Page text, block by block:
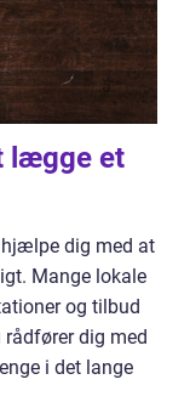
lægge et
hjælpe dig med at
Mange lokale
og tilbud
dig med
i det lange